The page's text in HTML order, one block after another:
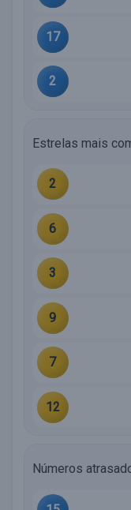
17
2
Estrelas mais
2
6
3
9
7
12
Números